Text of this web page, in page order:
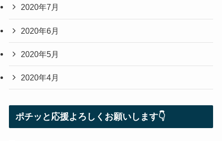
2020年7月
2020年6月
2020年5月
2020年4月
ポチッと応援よろしくお願いします👇